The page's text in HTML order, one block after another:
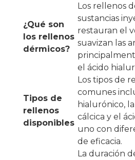
¿Qué son
los rellenos
dérmicos?
Los rellenos
sustancias
restauran el
suavizan las
el ácido
Tipos de
rellenos
disponibles
Los tipos de
comunes
hialurónico,
cálcica y el
uno con
de eficacia.
La duración